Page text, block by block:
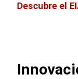
Descubre el